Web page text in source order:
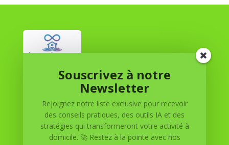
Réussite à Domicile
Réussite à Domicile est votre partenaire de confiance
pour atteindre vos objectifs depuis le confort de votre
maison. Nous offrons des solutions personnalisées pour
vous aider à réussir.
Souscrivez à notre
Newsletter
Rejoignez notre liste exclusive pour recevoir
des conseils pratiques, des outils IA et des
stratégies qui transformeront votre activité à
domicile. 🚀 Restez à la pointe avec nos